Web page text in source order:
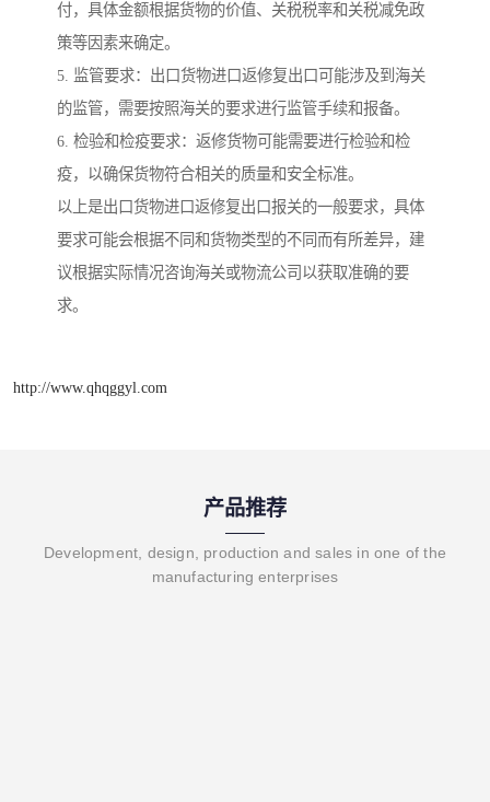
付，具体金额根据货物的价值、关税税率和关税减免政
策等因素来确定。
5. 监管要求：出口货物进口返修复出口可能涉及到海关
的监管，需要按照海关的要求进行监管手续和报备。
6. 检验和检疫要求：返修货物可能需要进行检验和检
疫，以确保货物符合相关的质量和安全标准。
以上是出口货物进口返修复出口报关的一般要求，具体
要求可能会根据不同和货物类型的不同而有所差异，建
议根据实际情况咨询海关或物流公司以获取准确的要
求。
http://www.qhqggyl.com
产品推荐
Development, design, production and sales in one of the
manufacturing enterprises